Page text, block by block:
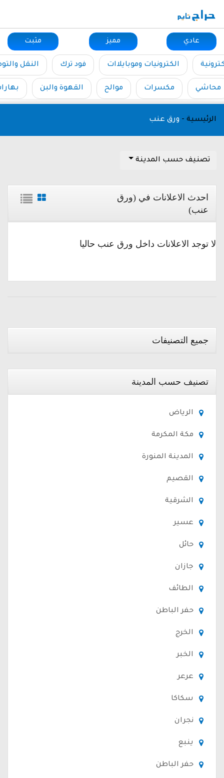
عادي مميز مثبت
الكترونيات وموبايلاات فود ترك النقل
محاشي مكسرات موالح القهوة والبن
الرئيسية - ورق عنب
تصنيف حسب المدينة
احدث الاعلانات في (ورق
عنب)
لا توجد الاعلانات داخل ورق عنب حاليا
جميع التصنيفات
تصنيف حسب المدينة
الرياض
مكة المكرمة
المدينة المنورة
القصيم
الشرقية
عسير
حائل
جازان
الطائف
حفر الباطن
الخرج
الخبر
عرعر
سكاكا
نجران
ينبع
حفر الباطن